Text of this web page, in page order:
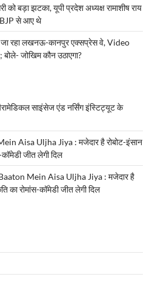
बड़ा झटका, यूपी प्रदेश अध्यक्ष रामाशीष राय
BJP से आए थे
रहा लखनऊ-कानपुर एक्सप्रेस वे, Video
जोखिम कौन उठाएगा?
साइंसेज एंड नर्सिंग इंस्टिट्यूट के
Aisa Uljha Jiya : मजेदार है रोबोट-इंसान
कॉमेडी जीत लेगी दिल
Mein Aisa Uljha Jiya : मजेदार है
का रोमांस-कॉमेडी जीत लेगी दिल